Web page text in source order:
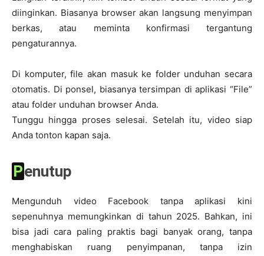
diinginkan. Biasanya browser akan langsung menyimpan
berkas, atau meminta konfirmasi tergantung
pengaturannya.
Di komputer, file akan masuk ke folder unduhan secara
otomatis. Di ponsel, biasanya tersimpan di aplikasi “File”
atau folder unduhan browser Anda.
Tunggu hingga proses selesai. Setelah itu, video siap
Anda tonton kapan saja.
Penutup
Mengunduh video Facebook tanpa aplikasi kini
sepenuhnya memungkinkan di tahun 2025. Bahkan, ini
bisa jadi cara paling praktis bagi banyak orang, tanpa
menghabiskan ruang penyimpanan, tanpa izin